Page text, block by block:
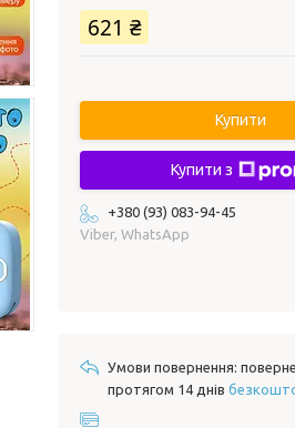
621 ₴
Купити
Купити з
+380 (93) 083-94-45
Viber, WhatsApp
протягом 14 днів